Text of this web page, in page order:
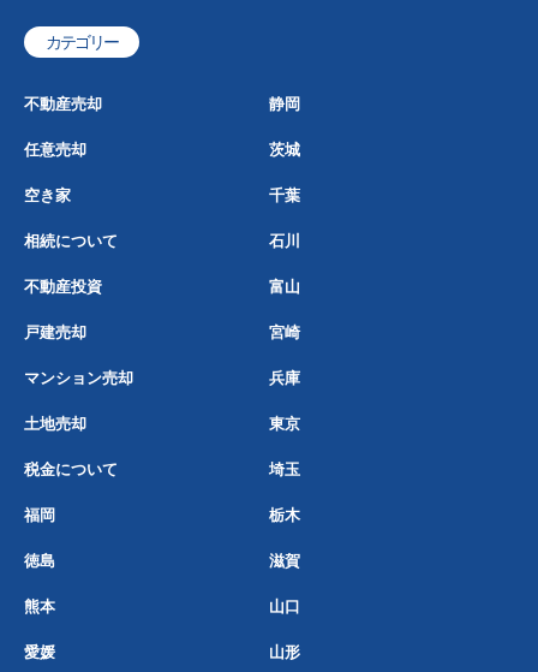
カテゴリー
不動産売却 静岡
任意売却 茨城
空き家 千葉
相続について 石川
不動産投資 富山
戸建売却 宮崎
マンション売却 兵庫
土地売却 東京
税金について 埼玉
福岡 栃木
徳島 滋賀
熊本 山口
愛媛 山形